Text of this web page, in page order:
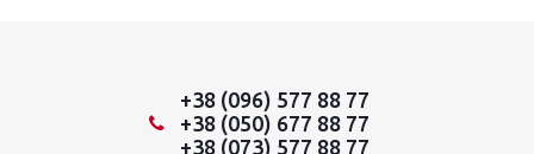
+38 (096) 577 88 77
+38 (050) 677 88 77
+38 (073) 577 88 77